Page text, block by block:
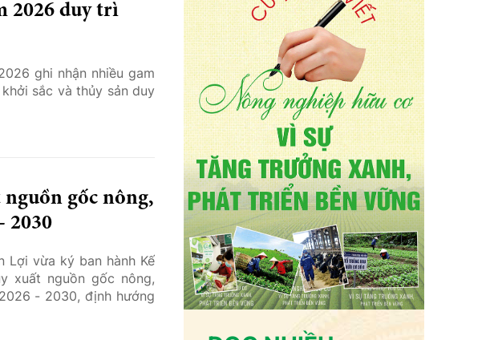
2026 duy trì
ghi nhận nhiều gam
sắc và thủy sản duy
gốc nông,
2030
Lợi vừa ký ban hành Kế
xuất nguồn gốc nông,
- 2030, định hướng